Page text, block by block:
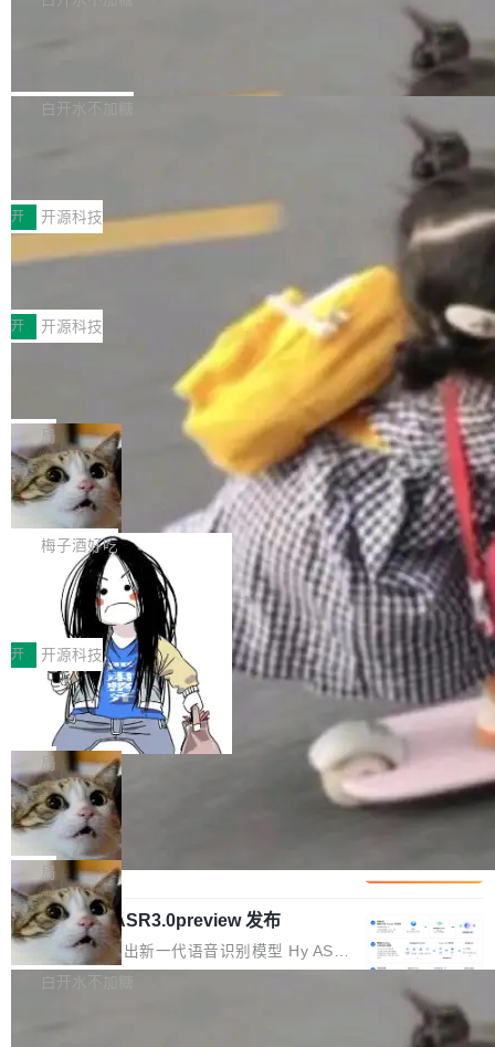
个主 agent 循环，外加一组后台 agent。这些后
库，并将作为transport接入Mooncake TENT。
MPComm将作为一种传输引擎接入Mooncake T
ENT，实现零拷贝传输性能提升30%、非零拷贝
传输性能最高提升5倍。UCL-MPComm底层基
于自研UCL-Engine通信引擎，后续腾讯网平将
持续开源更多基于UCL-Engine的高性能通信组
件。 腾讯网平团队在UCL-MPComm中实现了一
个独立于业务线程的全局通信引擎（Engine），
白开水不加糖
型案例入选名单》，深信服“面向企业研发场景的
开源 AI 编程平台 CoStrict 应用”凭借卓越的技术
创新与落地成效成功入选。 全链路私有化部署，
助力企业AI研发安全落地 当前，越来越多企业已
经开始引入 AI Coding 工具，通过调用公有云模
型或企业内部部署模型提升研发效率。但随着 AI
Coding 从个人辅助工具逐步走向团队级、组织
级应用，企业在规模化落地过程中，对安全性、
可控性和代码质量提出了更高要求。 首先是数据
安全与合规要求。对于大多数普通研发场景，公
有云模型能够满足快速试用和效率提升的需求。
但对于金融、能源、医疗等对数据安全要求较...
开 开源科技
深信服AI算力网关入选工信部人工智能
前不久，工业和信息化部正式发布《2025年人工
智能应用典型案例名单》，集中展示人工智能在
各领域的应用成果，覆盖技术底座、行业赋能、
产品应用、支撑保障、专题等五大方向。深信服
AI算力网关（AI创新平台）成功入选！ 随着各行
各业的Agent走向规模化建设，算力构成形态逐
渐丰富，用户关注的重点也在发生变化：不只是
让AI用起来，还要进一步看清混合算力时代下，
Token花在哪里、算力是否被充分利用，以及持
续增长的AI成本该如何优化。 深信服AI算力网关
正是围绕这些实际问题，从Token治理和成本治
理两个方面，让用户的每一份算力都看得清、管
得住、用得稳、省得下、更安全！ 一、从现在开
始，Token使用一目...
开 开源科技
Jeff Dean 离开 Google：一个时代的结
束，一个实验室的开始
Google 员工编号 20。MapReduce 作者之一。
Bigtable 作者之一。TensorFlow 的作者之一。
Gemini 的架构师。Google 首席科学家。 Jeff D
ean 在 Google 工作了 27 年后，宣布离职。 他
不是一个人走。一同离开的还有 Sanjay Ghema
wat（Google 员工编号 23，Jeff Dean 二十多
年的编程搭档，MapReduce 和 Bigtable 的共同
作者）、Quoc Le（Google 大脑核心成员，Se
q2Seq 和 DocAI 的共同发明人）以及 Oriol Vin
yals（Gemini 联合负责人，AlphaSta...
局
🔥 SolonCode v2026.8.4 发布：界面
字体可调、22 种语言、记忆搜索增强
打开终端就能上岗的全中文编码智能体，这一轮
把「看得清、用母语、记得住」三件事一次补
齐。 SolonCode 是什么 SolonCode 是杭州无
耳科技研发的企业级终端编码智能体——一位全
中文驱动的数字员工，自主理解需求、规划步
骤、编写代码。不挑模型、不挑平台，curl 一行
装完即用。 开源地址：Gitee · GitCode · GitHu
b 安装 支持 Java 8+（8~26）、macOS / Linu
x / Windows / Harmony PC。 # macOS / Linu
x / Harmony PC curl -fsSL https://solon.noea
r.org/solon...
梅子酒好吃
让“代码语义理解”深度释放AI Coding
价值潜能：华为云码道（CodeArts）
代码仓技术解析
一、代码仓深度理解技术的作用与价值 在软件工
程实践中，代码仓是企业核心知识资产的主要载
体。企业级代码仓库通常包含数十万乃至数百万
个文件，其规模远超单次模型调用可承载的上下
文窗口。随着项目规模的持续扩张与代码历史的
不断累积，代码仓中的模块关系、接口契约、业
务逻辑等关键信息往往分散于数十乃至数百个文
件之中，形成高度复杂的知识关联网络。传统的
代码检索手段（如关键词匹配、目录遍历）仅能
在语法层面完成文本定位，难以触及代码的语义
内涵与结构关联，导致开发者使用代码智能体在
理解大规模代码仓时面临显著"代码仓理解"瓶
颈。 代码仓深度理解服务（以下简称" CodeBas
e深度理解服务"）是华为云码道（CodeA...
开 开源科技
一条“删库”命令跑 17 小时，算法工程
师删光 89TB 数据只为干私活
最高人民检察院8月4日公布了一起案件：北京一
名90后算法工程师王某，为了给自己接的私活腾
服务器空间，删光了公司AI游戏部门的全部核心
数据。 王某2024年1月入职东城区某科技公司AI
短剧部门，有互联网大厂背景。在公司内部架构
调整期间，部门三次通知全员将数据从A集群迁
移到B集群，王某都回复了"收到"。 他没有迁移
数据。2024年9月3日下午4点，他使用此前登录
的账号密码进入A集群，输入了一条被程序员圈
称为"删库跑路"的命令——最高管理员权限、无
局
Cloudflare 分享推理优化实践：KV ca
che 量化 + 权重压缩，吞吐量提升 4
1%，成本降 30%
Kimi 和 GLM 是当前最强的大模型系列之一，但
它们有一个共同的问题：太吃显存了。月之暗面
的 Kimi K 系列和智谱的 GLM 都是长上下文、M
oE 架构的大模型，好用到让人上瘾，但 GPU 显
存永远不够用。 Cloudflare 的 Workers AI 团队
一直在跑这些模型的推理。他们在官方博客上发
局
腾讯混元 Hy ASR3.0preview 发布
腾讯混元正式推出新一代语音识别模型 Hy ASR
3.0preview。基于最新一代大语言模型 Hy3 的
白开水不加糖